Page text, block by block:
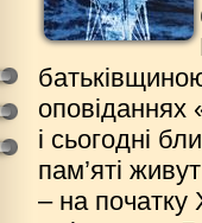
оповіданнях
і сьогодні
пам’яті
– на початку